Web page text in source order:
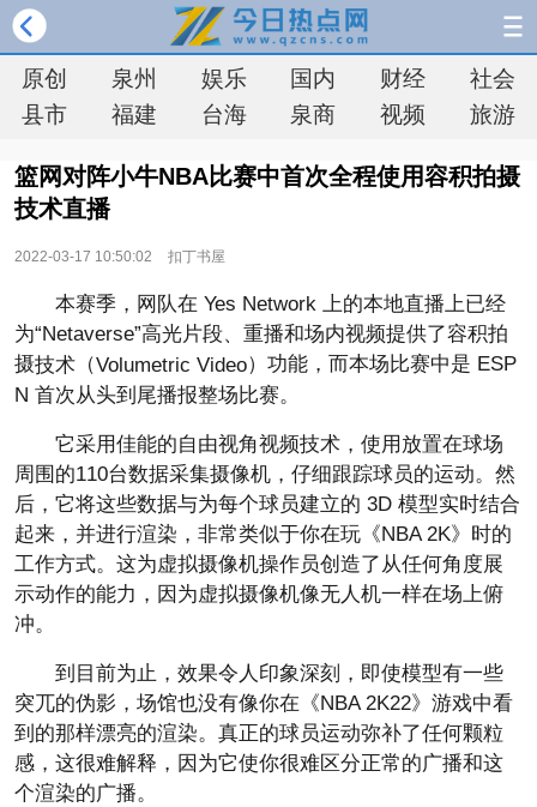
原创 泉州 娱乐 国内 财经
社会
县市
福建 台海 泉商 视频 旅游
篮网对阵小牛NBA比赛中首次全程使用容积拍摄
技术直播
2022-03-17 10:50:02 扣丁书屋
本赛季，网队在 Yes Network 上的本地直播上已经
为“Netaverse”高光片段、重播和场内视频提供了容积拍
摄技术 （Volumetric Video）功能，而本场比赛中是 ESP
N 首次从头到尾播报整场比赛。
它采用佳能的自由视角视频技术，使用放置在球场
周围的110台数据采集摄像机，仔细跟踪球员的运动。然
后，它将这些数据与为每个球员建立的 3D 模型实时结合
起来，并进行渲染，非常类似于你在玩《NBA 2K》时的
工作方式。这为虚拟摄像机操作员创造了从任何角度展
示动作的能力，因为虚拟摄像机像无人机一样在场上俯
冲。
到目前为止，效果令人印象深刻，即使模型有一些
突兀的伪影，场馆也没有像你在《NBA 2K22》游戏中看
到的那样漂亮的渲染。真正的球员运动弥补了任何颗粒
感，这很难解释，因为它使你很难区分正常的广播和这
个渲染的广播。